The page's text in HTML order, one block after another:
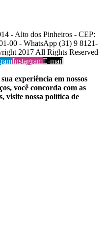
- Alto dos Pinheiros - CEP:
00 - WhatsApp (31) 9 8121-
2017 All Rights Reserved
InstagramE-mail
experiência em nossos
você concorda com as
visite nossa política de